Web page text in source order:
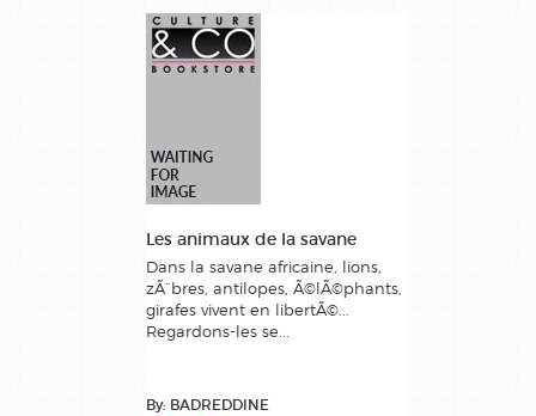
Les animaux de la savane
Dans la savane africaine, lions,
zÃ¨bres, antilopes, Ã©lÃ©phants,
girafes vivent en libertÃ©...
Regardons-les se...
By: BADREDDINE